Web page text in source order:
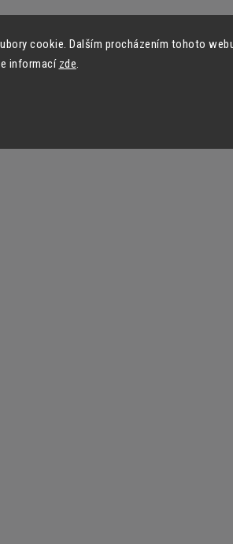
cookie. Dalším procházením tohoto
informací zde